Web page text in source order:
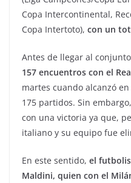
Copa Intercontinental,
Copa Intertoto), con un
Antes de llegar al
157 encuentros con el
martes cuando alcanzó
175 partidos. Sin
con una victoria ya que,
italiano y su equipo fue
En este sentido, el
Maldini, quien con el